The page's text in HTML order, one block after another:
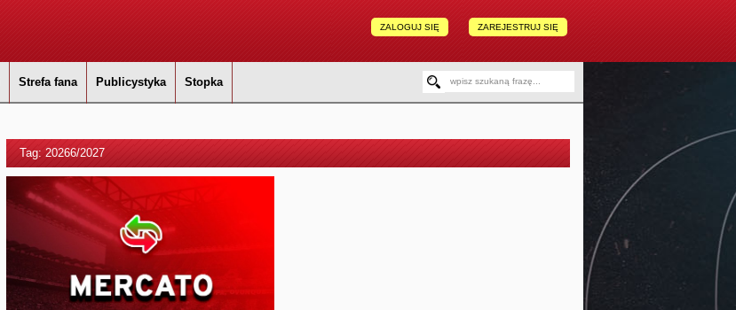
ZAREJESTRUJ SIĘ
ZALOGUJ SIĘ
Strefa fana Publicystyka Stopka
Tag: 20266/2027